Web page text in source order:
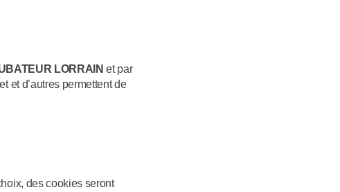
LORRAIN et par
et d’autres permettent de
des cookies seront